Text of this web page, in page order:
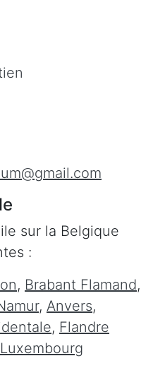
sur la Belgique
:
, Brabant Flamand,
, Anvers,
, Flandre